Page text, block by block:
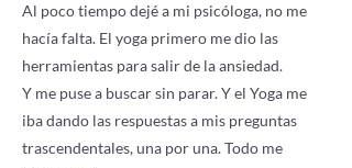
Al poco tiempo dejé a mi psicóloga, no me
hacía falta. El yoga primero me dio las
herramientas para salir de la ansiedad.
Y me puse a buscar sin parar. Y el Yoga me
iba dando las respuestas a mis preguntas
trascendentales, una por una. Todo me